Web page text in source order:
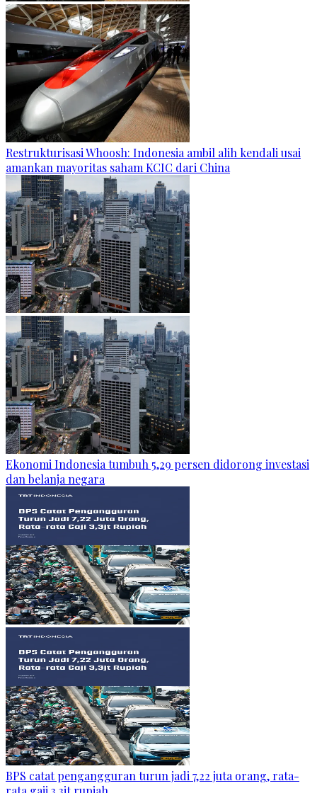
Restrukturisasi Whoosh: Indonesia ambil alih kendali usai
amankan mayoritas saham KCIC dari China
Ekonomi Indonesia tumbuh 5,29 persen didorong investasi
dan belanja negara
BPS catat pengangguran turun jadi 7,22 juta orang, rata-